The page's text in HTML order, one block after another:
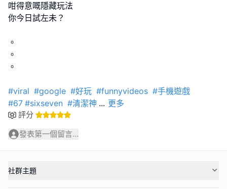
咁得意嘅隱藏玩法
你今日試左未？
。
。
。
#viral #google #好玩 #funnyvideos #手機遊戲
#67 #sixseven #清潔神 ... 更多
評分
發表第一個留言...
社群主題